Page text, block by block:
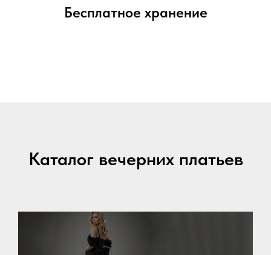
Бесплатное хранение
Каталог вечерних платьев